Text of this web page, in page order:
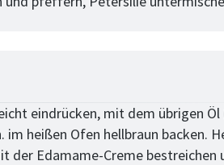
eindrücken, mit dem übrigen
im heißen Ofen hellbraun backen.
der Edamame-Creme